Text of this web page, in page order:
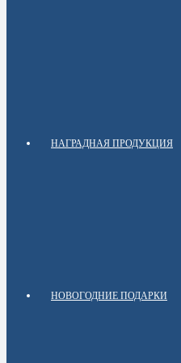
НАГРАДНАЯ ПРОДУКЦИЯ
НОВОГОДНИЕ ПОДАРКИ